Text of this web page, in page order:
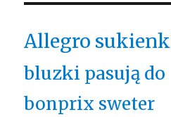
Allegro
bluzki pasują do
bonprix sweter